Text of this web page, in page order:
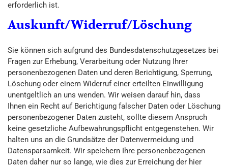
erforderlich ist.
Auskunft/Widerruf/Löschung
Sie können sich aufgrund des Bundesdatenschutzgesetzes bei
Fragen zur Erhebung, Verarbeitung oder Nutzung Ihrer
personenbezogenen Daten und deren Berichtigung, Sperrung,
Löschung oder einem Widerruf einer erteilten Einwilligung
unentgeltlich an uns wenden. Wir weisen darauf hin, dass
Ihnen ein Recht auf Berichtigung falscher Daten oder Löschung
personenbezogener Daten zusteht, sollte diesem Anspruch
keine gesetzliche Aufbewahrungspflicht entgegenstehen. Wir
halten uns an die Grundsätze der Datenvermeidung und
Datensparsamkeit. Wir speichern Ihre personenbezogenen
Daten daher nur so lange, wie dies zur Erreichung der hier